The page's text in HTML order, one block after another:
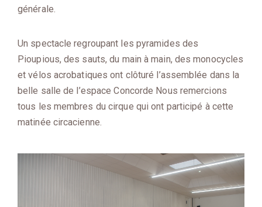
générale.
Un spectacle regroupant les pyramides des
Pioupious, des sauts, du main à main, des monocycles
et vélos acrobatiques ont clôturé l’assemblée dans la
belle salle de l’espace Concorde Nous remercions
tous les membres du cirque qui ont participé à cette
matinée circacienne.